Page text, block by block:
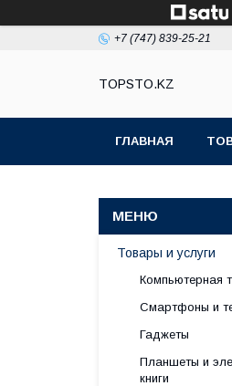
+7 (747) 839-25-21
TOPSTO.KZ
ГЛАВНАЯ
Товары и услуги
Компьютерная
Смартфоны и
Гаджеты
Планшеты и
книги